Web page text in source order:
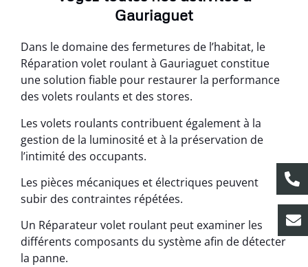
Gauriaguet
Dans le domaine des fermetures de l’habitat, le
Réparation volet roulant à Gauriaguet constitue
une solution fiable pour restaurer la performance
des volets roulants et des stores.
Les volets roulants contribuent également à la
gestion de la luminosité et à la préservation de
l’intimité des occupants.
Les pièces mécaniques et électriques peuvent
subir des contraintes répétées.
Un Réparateur volet roulant peut examiner les
différents composants du système afin de détecter
la panne.